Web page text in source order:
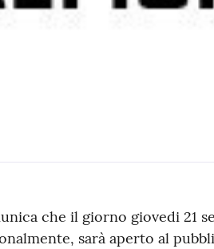
che il giorno giovedi 21
sarà aperto al